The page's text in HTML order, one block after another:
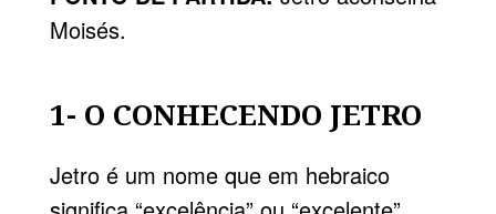
Moisés.
1- O CONHECENDO JETRO
Jetro é um nome que em hebraico